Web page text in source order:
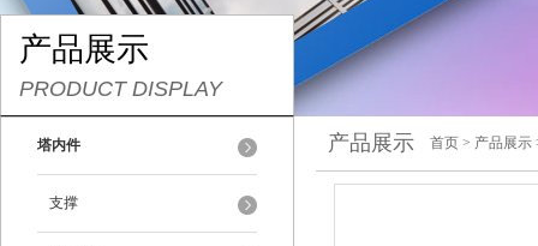
产品展示
PRODUCT DISPLAY
塔内件
支撑
产品展示 首页 > 产品展示